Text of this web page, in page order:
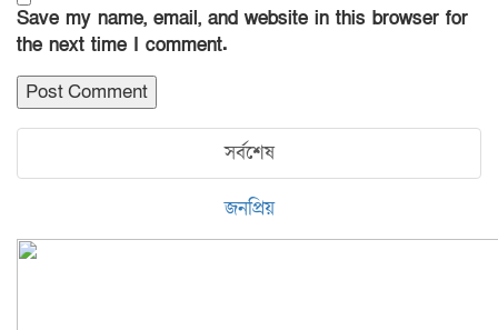
Save my name, email, and website in this browser for
the next time I comment.
সর্বশেষ
জনপ্রিয়